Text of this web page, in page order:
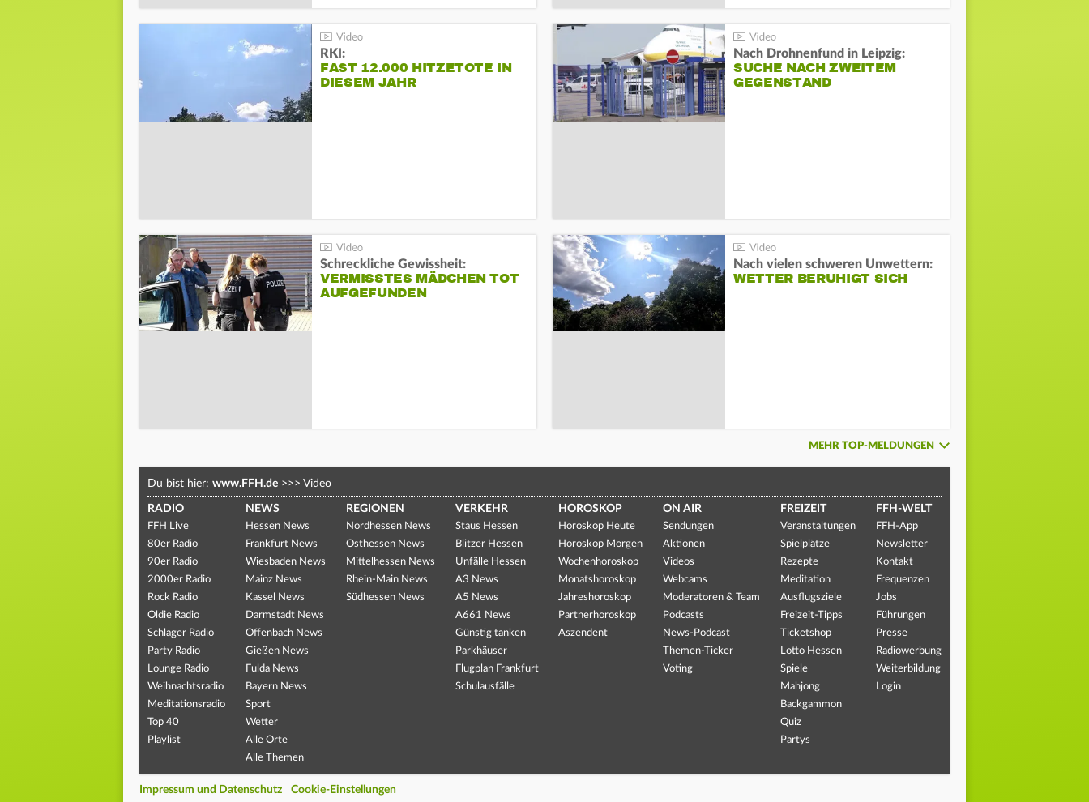
RKI:
FAST 12.000 HITZETOTE IN
DIESEM JAHR
Nach Drohnenfund in Leipzig:
SUCHE NACH ZWEITEM
GEGENSTAND
Schreckliche Gewissheit:
VERMISSTES MÄDCHEN TOT
AUFGEFUNDEN
Nach vielen schweren Unwettern:
WETTER BERUHIGT SICH
MEHR TOP-MELDUNGEN
Du bist hier: www.FFH.de >>> Video
RADIO
FFH Live
80er Radio
90er Radio
2000er Radio
Rock Radio
Oldie Radio
Schlager Radio
Party Radio
Lounge Radio
Weihnachtsradio
Meditationsradio
Top 40
Playlist
NEWS
Hessen News
Frankfurt News
Wiesbaden News
Mainz News
Kassel News
Darmstadt News
Offenbach News
Gießen News
Fulda News
Bayern News
Sport
Wetter
Alle Orte
Alle Themen
REGIONEN
Nordhessen News
Osthessen News
Mittelhessen News
Rhein-Main News
Südhessen News
VERKEHR
Staus Hessen
Blitzer Hessen
Unfälle Hessen
A3 News
A5 News
A661 News
Günstig tanken
Parkhäuser
Flugplan Frankfurt
Schulausfälle
HOROSKOP
Horoskop Heute
Horoskop Morgen
Wochenhoroskop
Monatshoroskop
Jahreshoroskop
Partnerhoroskop
Aszendent
ON AIR
Sendungen
Aktionen
Videos
Webcams
Moderatoren & Team
Podcasts
News-Podcast
Themen-Ticker
Voting
FREIZEIT
Veranstaltungen
Spielplätze
Rezepte
Meditation
Ausflugsziele
Freizeit-Tipps
Ticketshop
Lotto Hessen
Spiele
Mahjong
Backgammon
Quiz
Partys
FFH-WELT
FFH-App
Newsletter
Kontakt
Frequenzen
Jobs
Führungen
Presse
Radiowerbung
Weiterbildung
Login
Impressum und Datenschutz Cookie-Einstellungen